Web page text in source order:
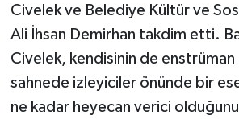
Civelek ve Belediye Kültür ve
Ali İhsan Demirhan takdim etti.
Civelek, kendisinin de enstrüman
sahnede izleyiciler önünde bir
ne kadar heyecan verici